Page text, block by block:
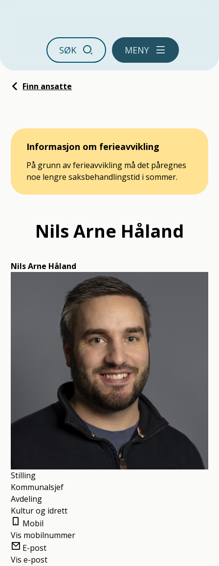
SØK MENY
Du er her:
Finn ansatte
Informasjon om ferieavvikling
På grunn av ferieavvikling må det påregnes
noe lengre saksbehandlingstid i sommer.
Nils Arne Håland
Nils Arne Håland
Stilling
Kommunalsjef
Avdeling
Kultur og idrett
Mobil
Vis mobilnummer
E-post
Vis e-post